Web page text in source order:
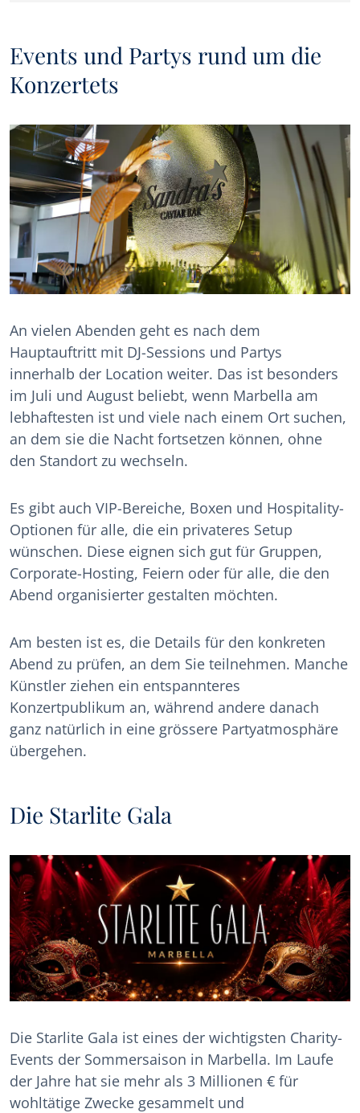
Events und Partys rund um die
Konzertets
An vielen Abenden geht es nach dem
Hauptauftritt mit DJ-Sessions und Partys
innerhalb der Location weiter. Das ist besonders
im Juli und August beliebt, wenn Marbella am
lebhaftesten ist und viele nach einem Ort suchen,
an dem sie die Nacht fortsetzen können, ohne
den Standort zu wechseln.
Es gibt auch VIP-Bereiche, Boxen und Hospitality-
Optionen für alle, die ein privateres Setup
wünschen. Diese eignen sich gut für Gruppen,
Corporate-Hosting, Feiern oder für alle, die den
Abend organisierter gestalten möchten.
Am besten ist es, die Details für den konkreten
Abend zu prüfen, an dem Sie teilnehmen. Manche
Künstler ziehen ein entspannteres
Konzertpublikum an, während andere danach
ganz natürlich in eine grössere Partyatmosphäre
übergehen.
Die Starlite Gala
Die Starlite Gala ist eines der wichtigsten Charity-
Events der Sommersaison in Marbella. Im Laufe
der Jahre hat sie mehr als 3 Millionen € für
wohltätige Zwecke gesammelt und